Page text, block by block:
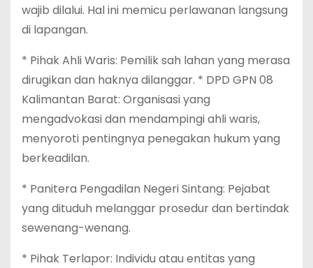
wajib dilalui. Hal ini memicu perlawanan langsung
di lapangan.
* Pihak Ahli Waris: Pemilik sah lahan yang merasa
dirugikan dan haknya dilanggar. * DPD GPN 08
Kalimantan Barat: Organisasi yang
mengadvokasi dan mendampingi ahli waris,
menyoroti pentingnya penegakan hukum yang
berkeadilan.
* Panitera Pengadilan Negeri Sintang: Pejabat
yang dituduh melanggar prosedur dan bertindak
sewenang-wenang.
* Pihak Terlapor: Individu atau entitas yang